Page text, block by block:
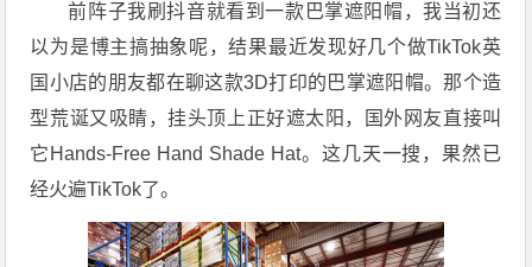
前阵子我刷抖音就看到一款巴掌遮阳帽，我当初还
以为是博主搞抽象呢，结果最近发现好几个做TikTok英
国小店的朋友都在聊这款3D打印的巴掌遮阳帽。那个造
型荒诞又吸睛，挂头顶上正好遮太阳，国外网友直接叫
它Hands-Free Hand Shade Hat。这几天一搜，果然已
经火遍TikTok了。